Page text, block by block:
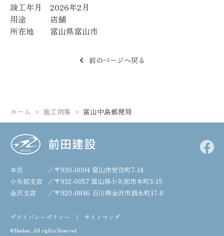
竣工年月
2026年2月
用途
店舗
所在地
富山県富山市
前のページへ戻る
ホーム 施工例集 富山中島郵便局
本社 ／〒930-0094 富山市安住町7-14
小矢部支店
／〒932-0057 富山県小矢部市本町3-15
金沢支店
／〒920-0846 石川県金沢市昌永町17-8
プライバシーポリシー サイトマップ
©Maeken. All rights Reserved.